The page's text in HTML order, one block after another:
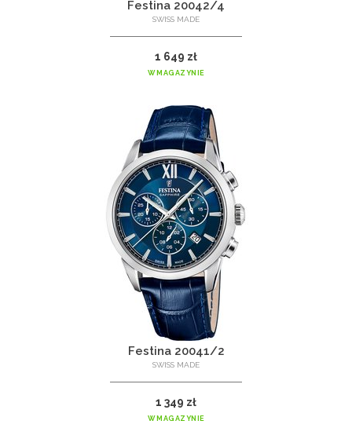
Festina 20042/4
SWISS MADE
1 649 zł
W MAGAZYNIE
Festina 20041/2
SWISS MADE
1 349 zł
W MAGAZYNIE